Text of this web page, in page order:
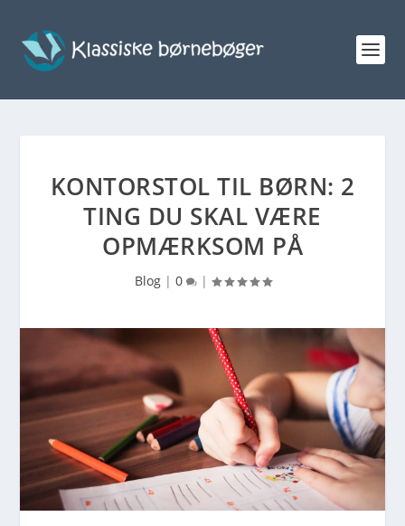
KONTORSTOL TIL BØRN: 2
TING DU SKAL VÆRE
OPMÆRKSOM PÅ
Blog| 0 |